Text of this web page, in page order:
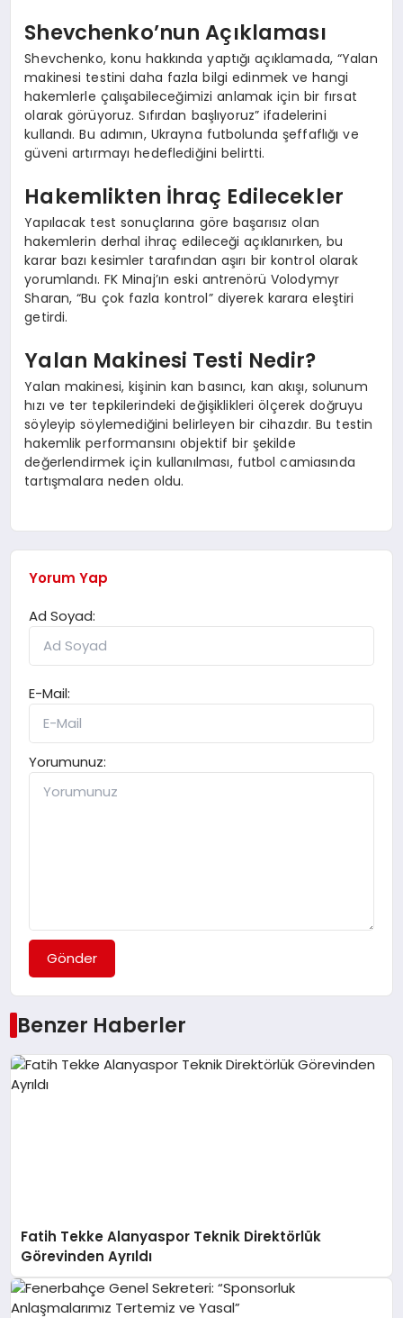
Shevchenko’nun Açıklaması
Shevchenko, konu hakkında yaptığı açıklamada, “Yalan
makinesi testini daha fazla bilgi edinmek ve hangi
hakemlerle çalışabileceğimizi anlamak için bir fırsat
olarak görüyoruz. Sıfırdan başlıyoruz” ifadelerini
kullandı. Bu adımın, Ukrayna futbolunda şeffaflığı ve
güveni artırmayı hedeflediğini belirtti.
Hakemlikten İhraç Edilecekler
Yapılacak test sonuçlarına göre başarısız olan
hakemlerin derhal ihraç edileceği açıklanırken, bu
karar bazı kesimler tarafından aşırı bir kontrol olarak
yorumlandı. FK Minaj’ın eski antrenörü Volodymyr
Sharan, “Bu çok fazla kontrol” diyerek karara eleştiri
getirdi.
Yalan Makinesi Testi Nedir?
Yalan makinesi, kişinin kan basıncı, kan akışı, solunum
hızı ve ter tepkilerindeki değişiklikleri ölçerek doğruyu
söyleyip söylemediğini belirleyen bir cihazdır. Bu testin
hakemlik performansını objektif bir şekilde
değerlendirmek için kullanılması, futbol camiasında
tartışmalara neden oldu.
Yorum Yap
Ad Soyad:
E-Mail:
Yorumunuz:
Gönder
Benzer Haberler
Fatih Tekke Alanyaspor Teknik Direktörlük
Görevinden Ayrıldı